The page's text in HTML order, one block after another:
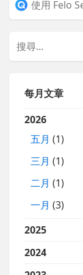
每月文章
2026
五月 (1)
三月 (1)
二月 (1)
一月 (3)
2025
2024